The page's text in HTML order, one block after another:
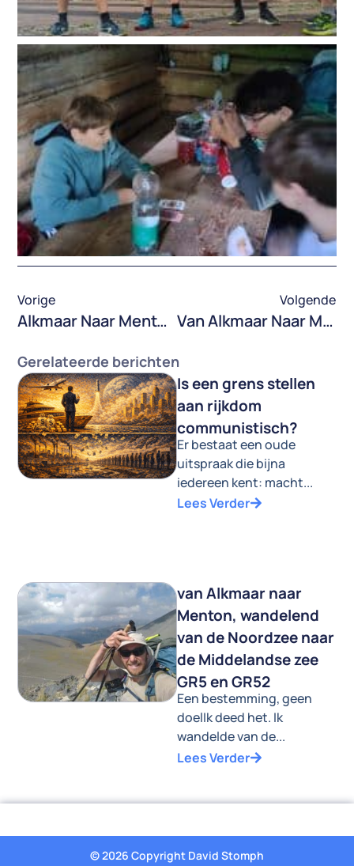
Vorige
Alkmaar Naar Menton – Provence, Menton – Dag 79 – Van La Maglia Naar Menton
Volgende
Van Alkmaar Naar Menton, Wandelend Van De Noordzee Naar De Middelandse Zee GR5 En GR52
Gerelateerde berichten
Is een grens stellen
aan rijkdom
communistisch?
Er bestaat een oude
uitspraak die bijna
iedereen kent: macht...
Lees Verder
van Alkmaar naar
Menton, wandelend
van de Noordzee naar
de Middelandse zee
GR5 en GR52
Een bestemming, geen
doelIk deed het. Ik
wandelde van de...
Lees Verder
© 2026 Copyright David Stomph